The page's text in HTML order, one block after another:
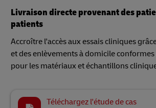
Livraison directe provenant des
patients
Accroître l'accès aux essais cliniques
et des enlèvements à domicile conformes
pour les matériaux et échantillons
Téléchargez l'étude de cas